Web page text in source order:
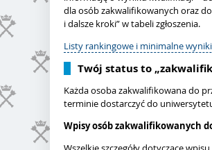
dla osób zakwalifikowanych oraz
i dalsze kroki” w tabeli zgłoszenia.
Listy rankingowe i minimalne
Twój status to
Każda osoba zakwalifikowana do
terminie dostarczyć do
Wpisy osób zakwalifikowanych